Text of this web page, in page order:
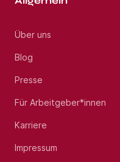
Über uns
Blog
Presse
Für Arbeitgeber*innen
Karriere
Impressum